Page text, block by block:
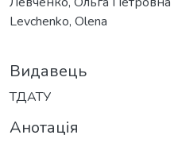
Levchenko, Olena
Видавець
ТДАТУ
Анотація